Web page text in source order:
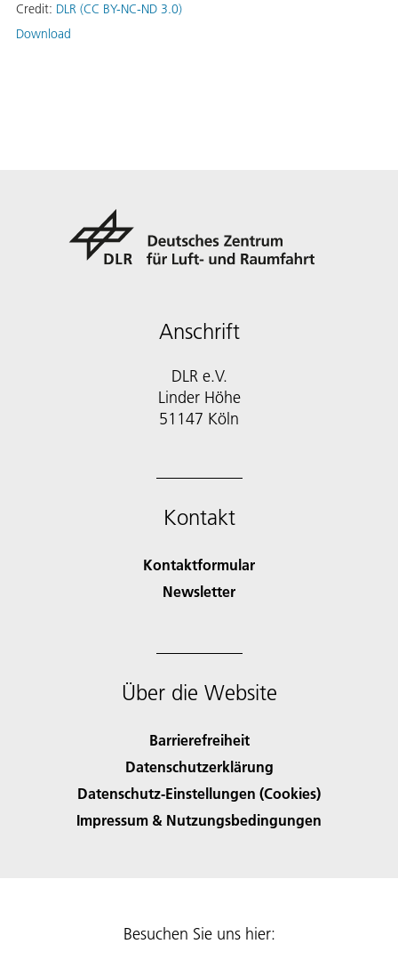
Credit: DLR (CC BY-NC-ND 3.0)
Download
Anschrift
DLR e.V.
Linder Höhe
51147 Köln
Kontakt
Kontaktformular
Newsletter
Über die Website
Barrierefreiheit
Datenschutzerklärung
Datenschutz-Einstellungen (Cookies)
Impressum & Nutzungsbedingungen
Besuchen Sie uns hier: